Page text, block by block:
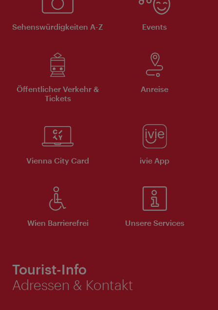
Sehenswürdigkeiten A-Z Events
Öffentlicher Verkehr &
Tickets
Anreise
Vienna City Card ivie App
Wien Barrierefrei Unsere Services
Tourist-Info
Adressen & Kontakt